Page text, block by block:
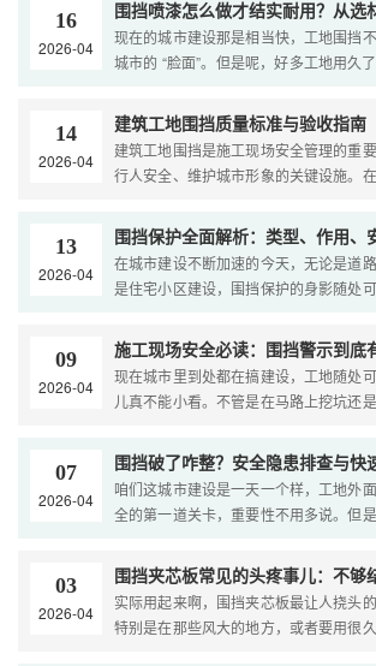
好聊聊桥梁施工里的这些痛点，给您
案。...
整整容，显出主人的好品味。好多人装
忘了，结果后来要么隐私没了，要么看
烦死。其实啊，只要围挡选对了，这些
16
2026-04
现在的城市建设那是相当快，工地围挡
城市的 “脸面”。但是呢，好多工地用久
特别重要了。高质量的喷漆不光能保护
看着顺眼。不过，好多施工方要么材料
行，效果总是差强人意。 ...
14
2026-04
建筑工地围挡质量标准与验收指南
建筑工地围挡是施工现场安全管理的重
行人安全、维护城市形象的关键设施。
及周边居民的日常生活。围挡一旦出现
仅会造成安全隐患，还可能面临监管处
此，深入了解围挡质量标准、掌握验收
施工单位而言是一项不可忽视的基础工作
13
2026-04
在城市建设不断加速的今天，无论是道
是住宅小区建设，围挡保护的身影随处
键设施。然而，很多人对围挡保护的认识
场"这一表面层面。本文就带大家系统性
09
2026-04
现在城市里到处都在搞建设，工地随处
儿真不能小看。不管是在马路上挖坑还
好多出事的工地，问题往往不在技术本
好警戒围挡，让人或者车稀里糊涂闯进
警戒围挡，不光能把危险的地方物理隔
觉提示提醒大家绕着走。今天咱们就来
给大伙儿支几招，帮管理者把工地弄得
07
2026-04
围挡破了咋整？安全隐患排查与快
咱们这城市建设是一天一个样，工地外
全的第一道关卡，重要性不用多说。但
了大隐患。举个栗子，一块松动的铁皮
伤到人；要是围挡倒了，路人可能不小
于干工程的和管市政的人来说，赶紧把
必须要做的事儿。今天咱们就来好好聊
03
2026-04
围挡夹芯板常见的头疼事儿：不够
实际用起来啊，围挡夹芯板最让人挠头
特别是在那些风大的地方，或者要用很